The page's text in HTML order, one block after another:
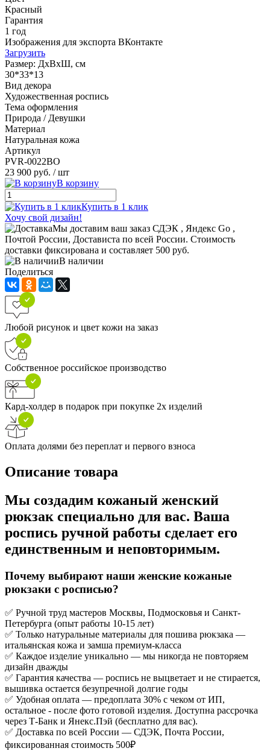
Красный
Гарантия
1 год
Изображения для экспорта ВКонтакте
Загрузить
Размер: ДхВхШ, см
30*33*13
Вид декора
Художественная роспись
Тема оформления
Природа / Девушки
Материал
Натуральная кожа
Артикул
PVR-0022BO
23 900 руб. / шт
В корзину
Купить в 1 клик
Хочу свой дизайн!
Мы доставим ваш заказ СДЭК , Яндекс Go ,
Почтой России, Достависта по всей России. Стоимость
доставки фиксирована и составляет 500 руб.
В наличии
Поделиться
Любой рисунок и цвет кожи на заказ
Собственное российское производство
Кард-холдер в подарок при покупке 2х изделий
Оплата долями без переплат и первого взноса
Описание товара
Мы создадим кожаный женский
рюкзак специально для вас. Ваша
роспись ручной работы сделает его
единственным и неповторимым.
Почему выбирают наши женские кожаные
рюкзаки с росписью?
✅ Ручной труд мастеров Москвы, Подмосковья и Санкт-
Петербурга (опыт работы 10-15 лет)
✅ Только натуральные материалы для пошива рюкзака —
итальянская кожа и замша премиум-класса
✅ Каждое изделие уникально — мы никогда не повторяем
дизайн дважды
✅ Гарантия качества — роспись не выцветает и не стирается,
вышивка остается безупречной долгие годы
✅ Удобная оплата — предоплата 30% с чеком от ИП,
остальное - после фото готовой изделия. Доступна рассрочка
через Т-Банк и Янекс.Пэй (бесплатно для вас).
✅ Доставка по всей России — СДЭК, Почта России,
фиксированная стоимость 500₽